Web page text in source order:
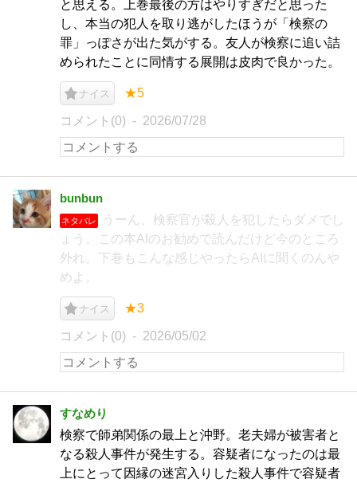
と思える。上巻最後の方はやりすぎだと思った
し、本当の犯人を取り逃がしたほうが「検察の
罪」っぽさが出た気がする。友人が検察に追い詰
められたことに同情する展開は皮肉で良かった。
ナイス ★5
コメント(0) 2026/07/28
bunbun
ネタバレ
うーん、検察官が殺人を犯したらダメでし
ょう。この本AIのお勧めで読んだけど今のところ
外れ。下巻もこんな感じやったらAIに聞くのんや
めよ。
ナイス ★3
コメント(0) 2026/05/02
すなめり
検察で師弟関係の最上と沖野。老夫婦が被害者と
なる殺人事件が発生する。容疑者になったのは最
上にとって因縁の迷宮入りした殺人事件で容疑者